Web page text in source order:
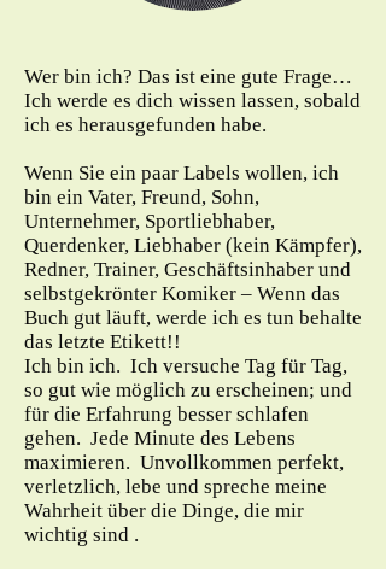
Wer bin ich? Das ist eine gute Frage…
Ich werde es dich wissen lassen, sobald
ich es herausgefunden habe.
Wenn Sie ein paar Labels wollen, ich
bin ein Vater, Freund, Sohn,
Unternehmer, Sportliebhaber,
Querdenker, Liebhaber (kein Kämpfer),
Redner, Trainer, Geschäftsinhaber und
selbstgekrönter Komiker – Wenn das
Buch gut läuft, werde ich es tun behalte
das letzte Etikett!!
Ich bin ich. Ich versuche Tag für Tag,
so gut wie möglich zu erscheinen; und
für die Erfahrung besser schlafen
gehen. Jede Minute des Lebens
maximieren. Unvollkommen perfekt,
verletzlich, lebe und spreche meine
Wahrheit über die Dinge, die mir
wichtig sind .